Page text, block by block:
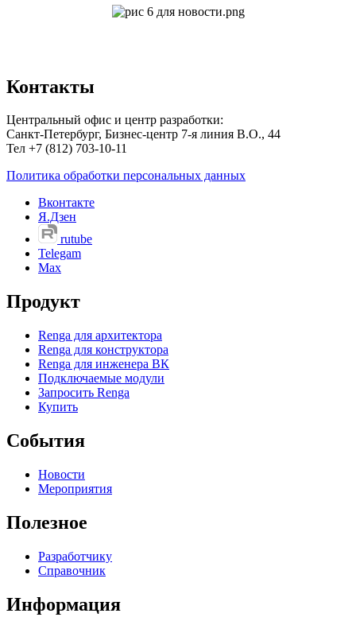
Контакты
Центральный офис и центр разработки:
Санкт-Петербург, Бизнес-центр 7-я линия В.О., 44
Тел +7 (812) 703-10-11
Политика обработки персональных данных
Вконтакте
Я.Дзен
rutube
Telegam
Max
Продукт
Renga для архитектора
Renga для конструктора
Renga для инженера ВК
Подключаемые модули
Запросить Renga
Купить
События
Новости
Мероприятия
Полезное
Разработчику
Справочник
Информация